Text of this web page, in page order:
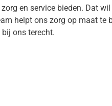
en service bieden. Dat
helpt ons zorg op maat te
ons terecht.